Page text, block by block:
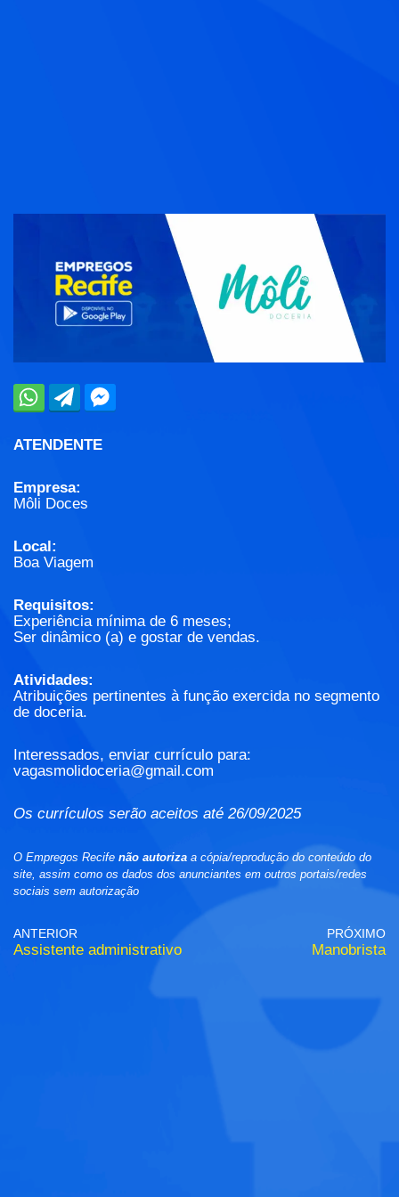
ATENDENTE
Empresa:
Môli Doces
Local:
Boa Viagem
Requisitos:
Experiência mínima de 6 meses;
Ser dinâmico (a) e gostar de vendas.
Atividades:
Atribuições pertinentes à função exercida no segmento
de doceria.
Interessados, enviar currículo para:
vagasmolidoceria@gmail.com
Os currículos serão aceitos até 26/09/2025
O Empregos Recife não autoriza a cópia/reprodução do conteúdo do
site, assim como os dados dos anunciantes em outros portais/redes
sociais sem autorização
ANTERIOR
Assistente administrativo
PRÓXIMO
Manobrista